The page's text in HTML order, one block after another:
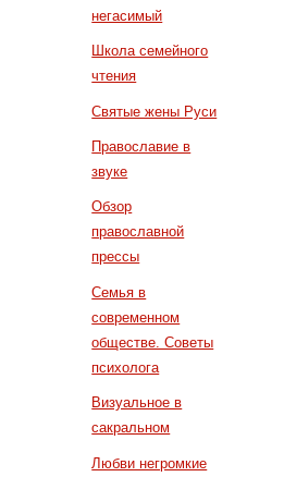
негасимый
Школа семейного
чтения
Святые жены Руси
Православие в
звуке
Обзор
православной
прессы
Семья в
современном
обществе. Советы
психолога
Визуальное в
сакральном
Любви негромкие